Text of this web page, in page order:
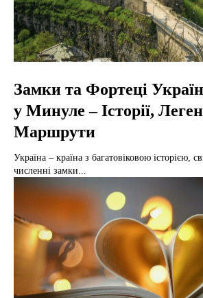
Замки та Фортеці
у Минуле – Історії,
Маршрути
Україна – країна з багатовіковою історією,
численні замки...